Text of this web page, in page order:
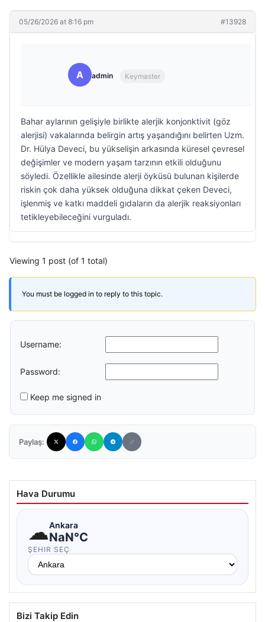
05/26/2026 at 8:16 pm #13928
A admin Keymaster
Bahar aylarının gelişiyle birlikte alerjik konjonktivit (göz
alerjisi) vakalarında belirgin artış yaşandığını belirten Uzm.
Dr. Hülya Deveci, bu yükselişin arkasında küresel çevresel
değişimler ve modern yaşam tarzının etkili olduğunu
söyledi. Özellikle ailesinde alerji öyküsü bulunan kişilerde
riskin çok daha yüksek olduğuna dikkat çeken Deveci,
işlenmiş ve katkı maddeli gıdaların da alerjik reaksiyonları
tetikleyebileceğini vurguladı.
Viewing 1 post (of 1 total)
You must be logged in to reply to this topic.
Username:
Password:
Keep me signed in
Paylaş:
Hava Durumu
☁Ankara
NaN°C
ŞEHIR SEÇ
Bizi Takip Edin